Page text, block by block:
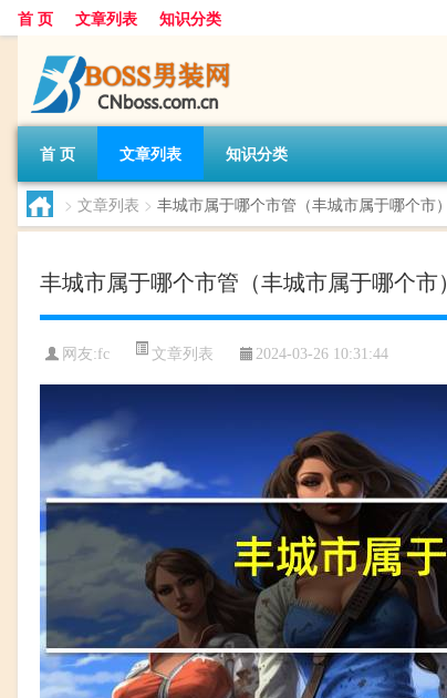
首 页 文章列表 知识分类
首 页 文章列表 知识分类
> 文章列表 > 丰城市属于哪个市管（丰城市属于哪个市）
丰城市属于哪个市管（丰城市属于哪个市）
网友:fc 文章列表 2024-03-26 10:31:44